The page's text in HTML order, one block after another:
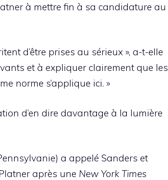
à mettre fin à sa candidature au
d’être prises au sérieux », a-t-elle
et à expliquer clairement que les
norme s’applique ici. »
d’en dire davantage à la lumière
a appelé Sanders et
après une New York Times